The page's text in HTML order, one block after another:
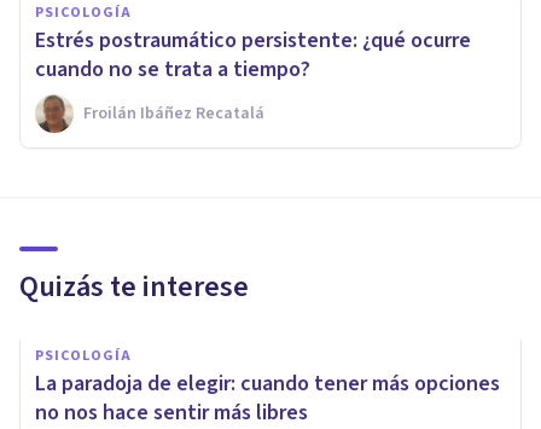
PSICOLOGÍA
Estrés postraumático persistente: ¿qué ocurre
cuando no se trata a tiempo?
Froilán Ibáñez Recatalá
Quizás te interese
PSICOLOGÍA
La paradoja de elegir: cuando tener más opciones
no nos hace sentir más libres